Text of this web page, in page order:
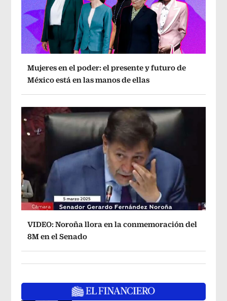
Mujeres en el poder: el presente y futuro de
México está en las manos de ellas
VIDEO: Noroña llora en la conmemoración del
8M en el Senado